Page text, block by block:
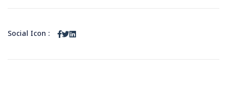
Social Icon :